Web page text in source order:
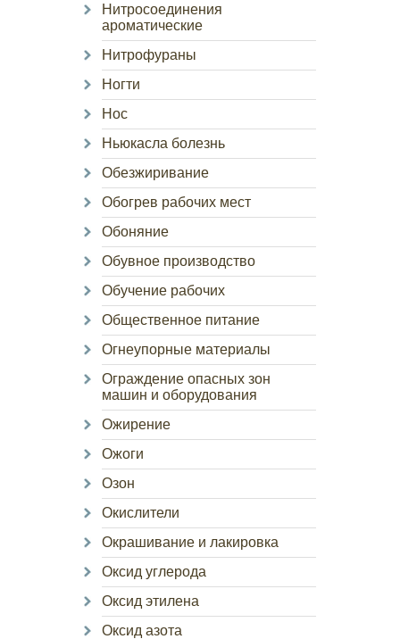
Нитросоединения
ароматические
Нитрофураны
Ногти
Нос
Ньюкасла болезнь
Обезжиривание
Обогрев рабочих мест
Обоняние
Обувное производство
Обучение рабочих
Общественное питание
Огнеупорные материалы
Ограждение опасных зон
машин и оборудования
Ожирение
Ожоги
Озон
Окислители
Окрашивание и лакировка
Оксид углерода
Оксид этилена
Оксид азота